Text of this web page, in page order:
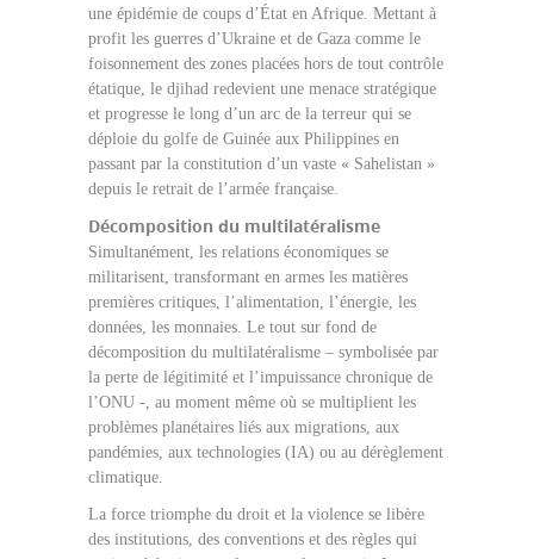
une épidémie de coups d’État en Afrique. Mettant à
profit les guerres d’Ukraine et de Gaza comme le
foisonnement des zones placées hors de tout contrôle
étatique, le djihad redevient une menace stratégique
et progresse le long d’un arc de la terreur qui se
déploie du golfe de Guinée aux Philippines en
passant par la constitution d’un vaste « Sahelistan »
depuis le retrait de l’armée française.
Décomposition du multilatéralisme
Simultanément, les relations économiques se
militarisent, transformant en armes les matières
premières critiques, l’alimentation, l’énergie, les
données, les monnaies. Le tout sur fond de
décomposition du multilatéralisme – symbolisée par
la perte de légitimité et l’impuissance chronique de
l’ONU -, au moment même où se multiplient les
problèmes planétaires liés aux migrations, aux
pandémies, aux technologies (IA) ou au dérèglement
climatique.
La force triomphe du droit et la violence se libère
des institutions, des conventions et des règles qui